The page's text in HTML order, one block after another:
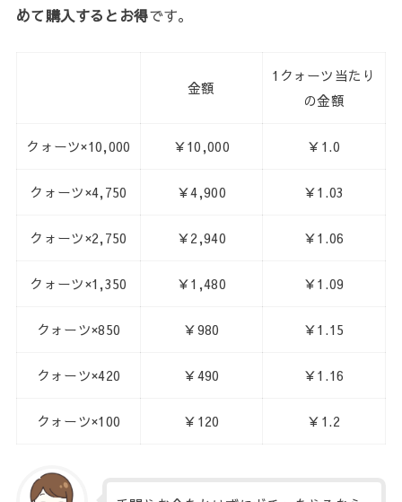
めて購入するとお得です。
金額
1クォーツ当たり
の金額
クォーツ×10,000 ￥10,000 ￥1.0
クォーツ×4,750 ￥4,900 ￥1.03
クォーツ×2,750 ￥2,940 ￥1.06
クォーツ×1,350 ￥1,480 ￥1.09
クォーツ×850 ￥980 ￥1.15
クォーツ×420 ￥490 ￥1.16
クォーツ×100 ￥120 ￥1.2